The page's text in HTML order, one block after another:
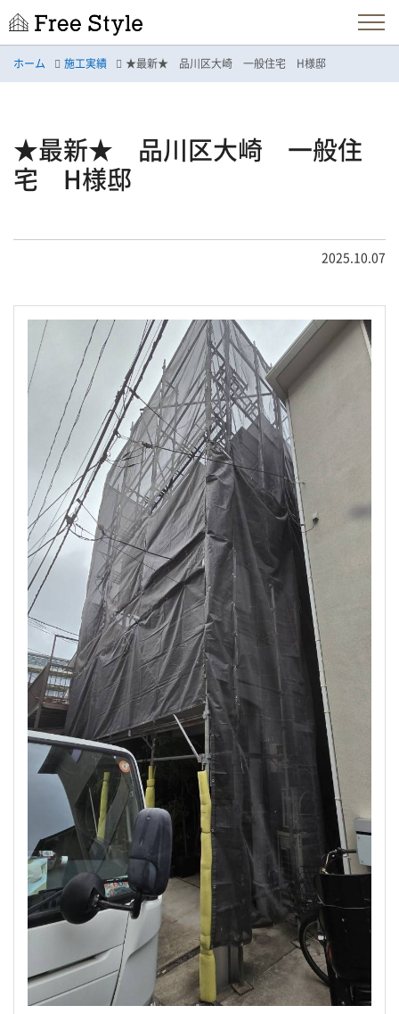
ホーム 施工実績 ★最新★ 品川区大崎 一般住宅 H様邸
★最新★ 品川区大崎 一般住
宅 H様邸
2025.10.07